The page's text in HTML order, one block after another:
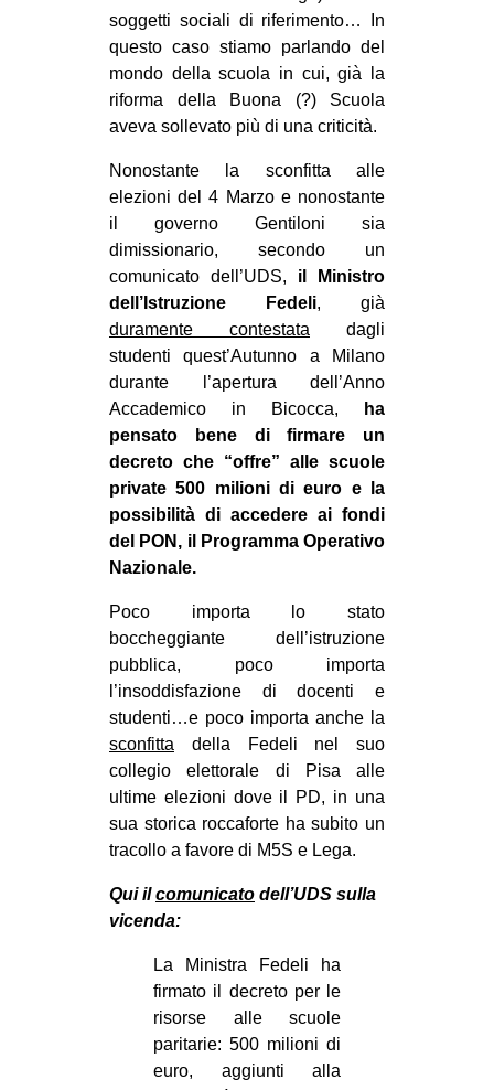
REPRESSIONE
STUDENTI
CULTURE
ARTE
CINEMA
MUSICA
RECENSIONI
INTERNAZIONALE
AFRICA
AMERICHE
ESTREMO ORIENTE
EUROPA
MEDIO ORIENTE
in
Fb
tw
bsky
soggetti sociali di riferimento… In
questo caso stiamo parlando del
mondo della scuola in cui, già la
riforma della Buona (?) Scuola
aveva sollevato più di una criticità.
Nonostante la sconfitta alle
elezioni del 4 Marzo e nonostante
il governo Gentiloni sia
dimissionario, secondo un
comunicato dell’UDS, il Ministro
dell’Istruzione Fedeli, già
duramente contestata dagli
studenti quest’Autunno a Milano
durante l’apertura dell’Anno
Accademico in Bicocca,
ha
pensato bene di firmare un
decreto che “offre” alle scuole
private 500 milioni di euro e la
possibilità di accedere ai fondi
del PON, il Programma Operativo
Nazionale.
Poco importa lo stato
boccheggiante dell’istruzione
pubblica, poco importa
l’insoddisfazione di docenti e
studenti…e poco importa anche la
sconfitta della Fedeli nel suo
collegio elettorale di Pisa alle
ultime elezioni dove il PD, in una
sua storica roccaforte ha subito un
tracollo a favore di M5S e Lega.
Qui ilcomunicato dell’UDS sulla
vicenda:
La Ministra Fedeli ha
firmato il decreto per le
risorse alle scuole
paritarie: 500 milioni di
euro, aggiunti alla